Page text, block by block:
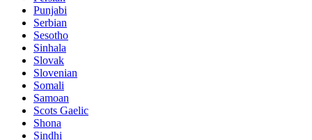
Punjabi
Serbian
Sesotho
Sinhala
Slovak
Slovenian
Somali
Samoan
Scots Gaelic
Shona
Sindhi